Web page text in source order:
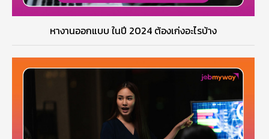
หางานออกแบบ ในปี 2024 ต้องเก่งอะไรบ้าง